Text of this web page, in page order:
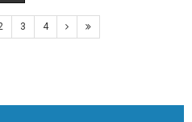
3 4